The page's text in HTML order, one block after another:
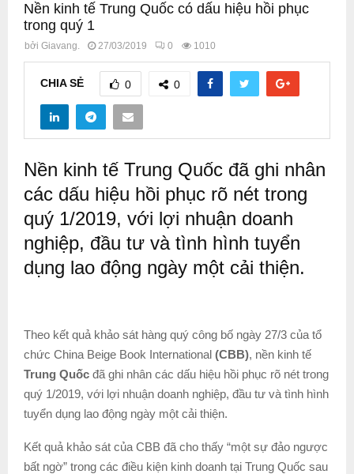
Nền kinh tế Trung Quốc có dấu hiệu hồi phục
trong quý 1
bởi Giavang. 27/03/2019 0 1010
CHIA SẺ 0 0
Nền kinh tế Trung Quốc đã ghi nhân
các dấu hiệu hồi phục rõ nét trong
quý 1/2019, với lợi nhuận doanh
nghiệp, đầu tư và tình hình tuyển
dụng lao động ngày một cải thiện.
Theo kết quả khảo sát hàng quý công bố ngày 27/3 của tổ
chức China Beige Book International (CBB), nền kinh tế
Trung Quốc đã ghi nhân các dấu hiệu hồi phục rõ nét trong
quý 1/2019, với lợi nhuận doanh nghiệp, đầu tư và tình hình
tuyển dụng lao động ngày một cải thiện.
Kết quả khảo sát của CBB đã cho thấy “một sự đảo ngược
bất ngờ” trong các điều kiện kinh doanh tại Trung Quốc sau